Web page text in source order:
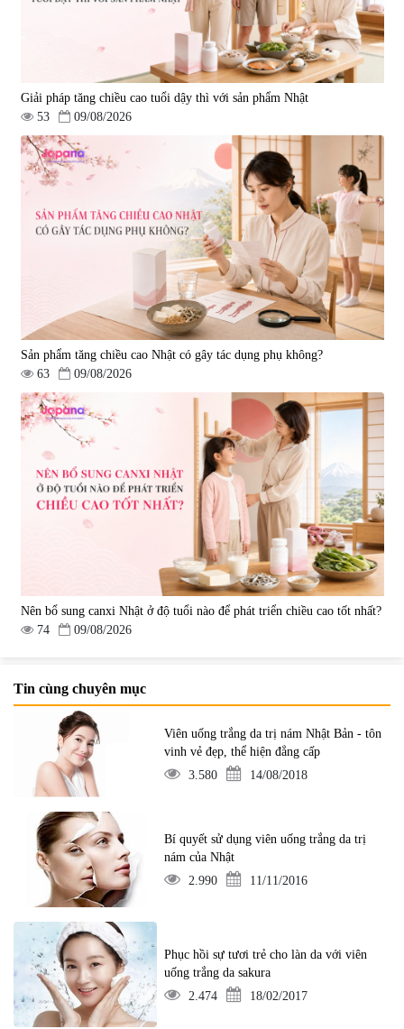
Giải pháp tăng chiều cao tuổi dậy thì với sản phẩm Nhật
53
09/08/2026
Sản phẩm tăng chiều cao Nhật có gây tác dụng phụ không?
63
09/08/2026
Nên bổ sung canxi Nhật ở độ tuổi nào để phát triển chiều cao tốt nhất?
74
09/08/2026
Tin cùng chuyên mục
Viên uống trắng da trị nám Nhật Bản - tôn
vinh vẻ đẹp, thể hiện đẳng cấp
3.580
14/08/2018
Bí quyết sử dụng viên uống trắng da trị
nám của Nhật
2.990
11/11/2016
Phục hồi sự tươi trẻ cho làn da với viên
uống trắng da sakura
2.474
18/02/2017